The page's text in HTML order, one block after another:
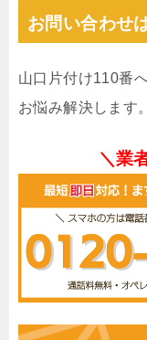
お問い合わせ
山口片付け110番
お悩み解決します
＼業